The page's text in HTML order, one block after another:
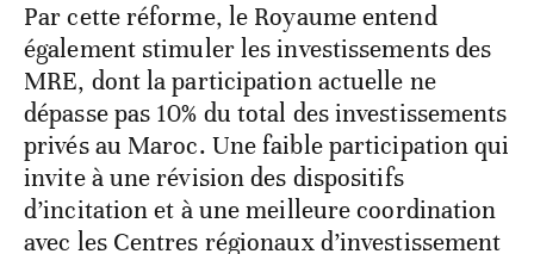
Par cette réforme, le Royaume entend
également stimuler les investissements des
MRE, dont la participation actuelle ne
dépasse pas 10% du total des investissements
privés au Maroc. Une faible participation qui
invite à une révision des dispositifs
d’incitation et à une meilleure coordination
avec les Centres régionaux d’investissement